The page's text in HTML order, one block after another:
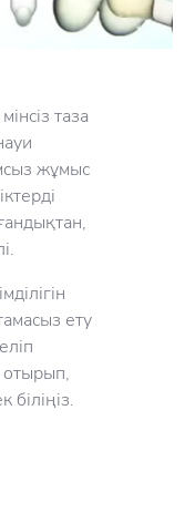
таза
жұмыс
ету
отырып,
біліңіз.